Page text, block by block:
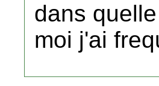
dans
moi j'ai